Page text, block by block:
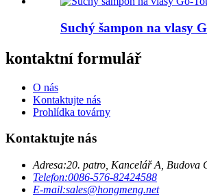
Suchý šampon na vlasy
kontaktní formulář
O nás
Kontaktujte nás
Prohlídka továrny
Kontaktujte nás
Adresa:20. patro, Kancelář A, Budova
Telefon:0086-576-82424588
E-mail:sales@hongmeng.net